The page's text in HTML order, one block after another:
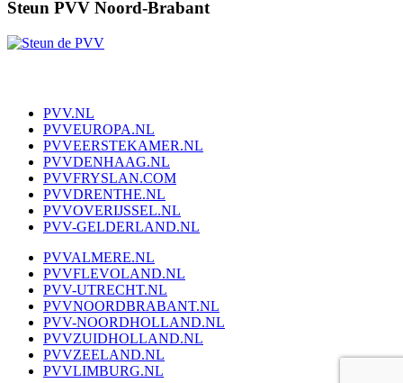
Steun PVV Noord-Brabant
PVV.NL
PVVEUROPA.NL
PVVEERSTEKAMER.NL
PVVDENHAAG.NL
PVVFRYSLAN.COM
PVVDRENTHE.NL
PVVOVERIJSSEL.NL
PVV-GELDERLAND.NL
PVVALMERE.NL
PVVFLEVOLAND.NL
PVV-UTRECHT.NL
PVVNOORDBRABANT.NL
PVV-NOORDHOLLAND.NL
PVVZUIDHOLLAND.NL
PVVZEELAND.NL
PVVLIMBURG.NL